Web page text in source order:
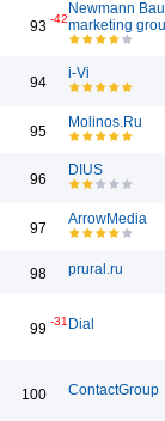
93 -42
Newmann
marketing
94
i-Vi
95
Molinos.Ru
96
DIUS
97
ArrowMedia
98 prural.ru
99 -31 Dial
100 ContactGroup